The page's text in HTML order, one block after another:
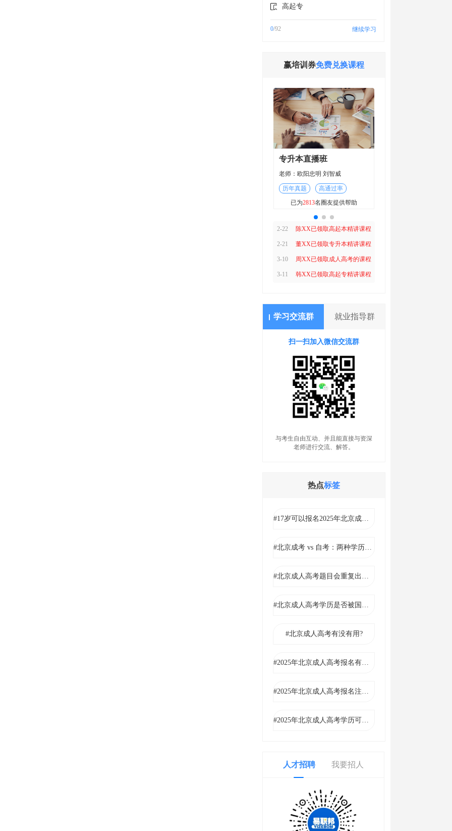
高起专
0/92 继续学习
赢培训券免费兑换课程
专升本直播班
老师：欧阳忠明 刘智威
历年真题
高通过率
已为2813名圈友提供帮助
2-21 董XX已领取专升本精讲课程
方XX已领取成人高考的课程
胡XX已领取高起专精讲课程
2-22 陈XX已领取高起本精讲课程
2-21 董XX已领取专升本精讲课程
3-10 周XX已领取成人高考的课程
3-11 韩XX已领取高起专精讲课程
2-21 董XX已领取专升本精讲课程
3-10 方XX已领取成人高考的课程
学习交流群 就业指导群
扫一扫加入微信交流群
与考生自由互动、并且能直接与资深
老师进行交流、解答。
热点标签
#17岁可以报名2025年北京成考吗？
#北京成考 vs 自考：两种学历提升方式的对比
#北京成人高考题目会重复出现吗?
#北京成人高考学历是否被国家承认?
#北京成人高考有没有用?
#2025年北京成人高考报名有哪些方式?
#2025年北京成人高考报名注意事项
#2025年北京成人高考学历可以入党吗?
人才招聘 我要招人